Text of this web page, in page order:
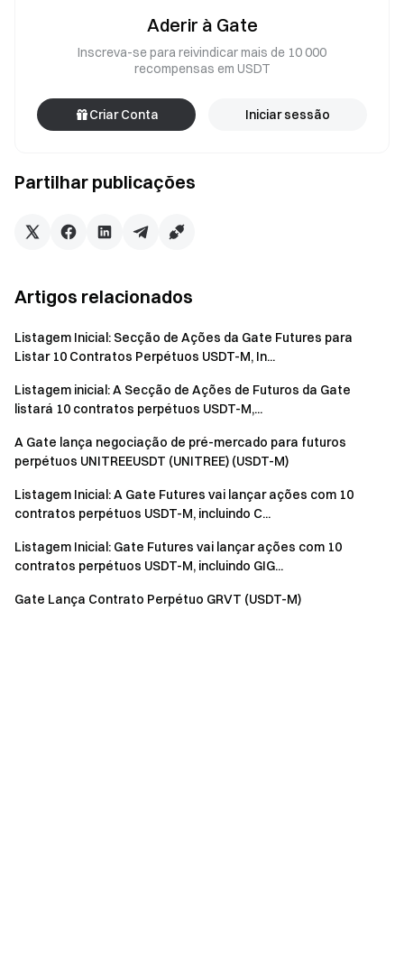
Partilhar publicações
Aderir à Gate
Inscreva-se para reivindicar mais de 10 000
recompensas em USDT
Criar Conta Iniciar sessão
Artigos relacionados
Listagem Inicial: Secção de Ações da Gate Futures para
Listar 10 Contratos Perpétuos USDT-M, In...
Listagem inicial: A Secção de Ações de Futuros da Gate
listará 10 contratos perpétuos USDT-M,...
A Gate lança negociação de pré-mercado para futuros
perpétuos UNITREEUSDT (UNITREE) (USDT-M)
Listagem Inicial: A Gate Futures vai lançar ações com 10
contratos perpétuos USDT-M, incluindo C...
Listagem Inicial: Gate Futures vai lançar ações com 10
contratos perpétuos USDT-M, incluindo GIG...
Gate Lança Contrato Perpétuo GRVT (USDT-M)